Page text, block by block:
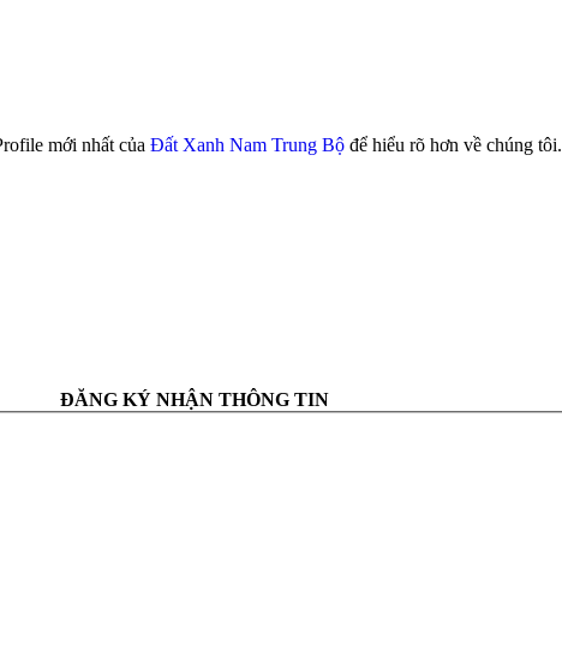
mới nhất của Đất Xanh Nam Trung Bộđể hiểu rõ hơn về chúng tôi.
ĐĂNG KÝ NHẬN THÔNG TIN